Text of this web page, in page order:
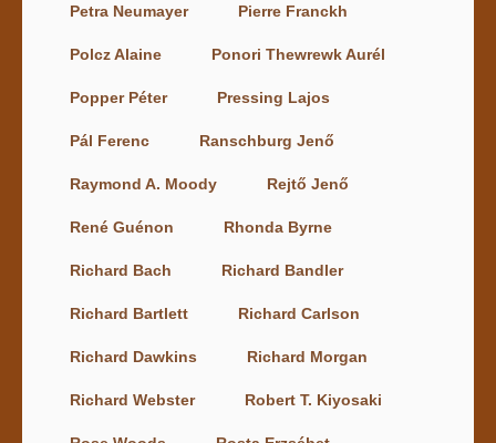
Petra Neumayer Pierre Franckh
Polcz Alaine Ponori Thewrewk Aurél
Popper Péter Pressing Lajos
Pál Ferenc Ranschburg Jenő
Raymond A. Moody Rejtő Jenő
René Guénon Rhonda Byrne
Richard Bach Richard Bandler
Richard Bartlett Richard Carlson
Richard Dawkins Richard Morgan
Richard Webster Robert T. Kiyosaki